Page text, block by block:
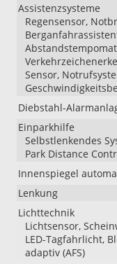
Assistenzsysteme
Regensensor,
Sensor,
Diebstahl-
Einparkhilfe
Selbstlenkendes
Park Distance
Innenspiegel
Lenkung
Lichttechnik
Lichtsensor,
LED-Tagfahrlicht,
adaptiv (AFS)